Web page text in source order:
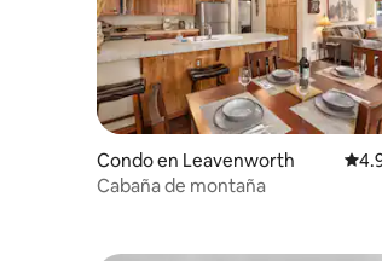
Condo en Leavenworth
Cabaña de montaña